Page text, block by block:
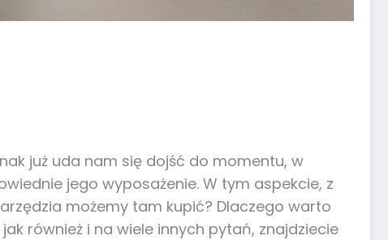
już uda nam się dojść do momentu, w
jego wyposażenie. W tym aspekcie, z
możemy tam kupić? Dlaczego warto
również i na wiele innych pytań, znajdziecie